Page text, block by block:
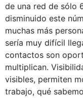
de una red de sólo
disminuido este
muchas más
sería muy difícil
contactos son
multiplican.
visibles, permiten
trabajo, qué